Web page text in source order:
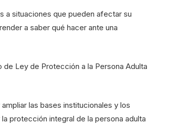
a situaciones que pueden afectar su
a saber qué hacer ante una
Ley de Protección a la Persona Adulta
las bases institucionales y los
protección integral de la persona adulta